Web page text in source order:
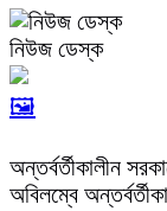
নিউজ ডেস্ক
🖼️
অন্তর্বর্তীকালীন
অবিলম্বে